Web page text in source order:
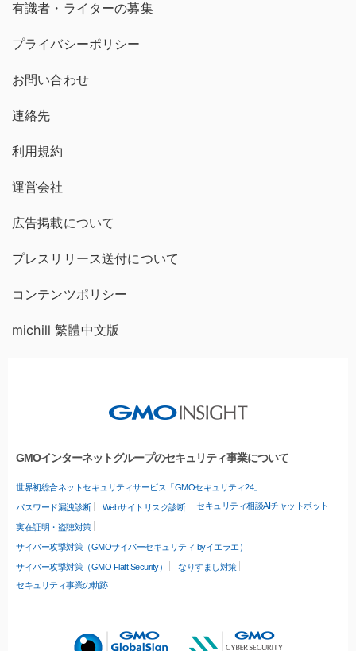
有識者・ライターの募集
プライバシーポリシー
お問い合わせ
連絡先
利用規約
運営会社
広告掲載について
プレスリリース送付について
コンテンツポリシー
michill 繁體中文版
GMOインターネットグループのセキュリティ事業について
世界初総合ネットセキュリティサービス「GMOセキュリティ24」
パスワード漏洩診断 Webサイトリスク診断 セキュリティ相談AIチャットボット
実在証明・盗聴対策
サイバー攻撃対策（GMOサイバーセキュリティ byイエラエ）
サイバー攻撃対策（GMO Flatt Security）
なりすまし対策
セキュリティ事業の軌跡